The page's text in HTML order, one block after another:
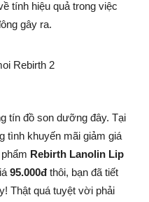
tính hiệu quả trong việc
gây ra.
tín đồ son dưỡng đây. Tại
tình khuyến mãi giảm giá
Rebirth Lanolin Lip
95.000đ thôi, bạn đã tiết
Thật quá tuyệt vời phải